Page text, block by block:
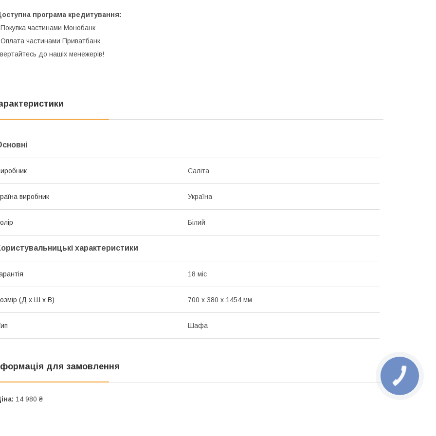
програма кредитування:
частинами Монобанк
частинами Приватбанк
до нашіх менежерів!
Саліта
виробник Україна
Білий
характеристики
18 міс
(Д x Ш x В) 700 x 380 x 1454 мм
Шафа
для замовлення
14 980 ₴
КНОПКА
ЗВ'ЯЗКУ